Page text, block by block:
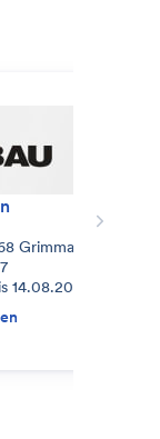
Grimma,
14.08.2026